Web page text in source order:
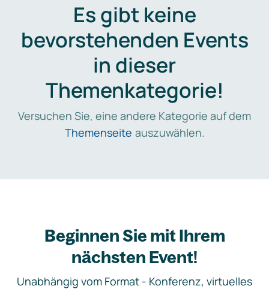
Es gibt keine
bevorstehenden Events
in dieser
Themenkategorie!
Versuchen Sie, eine andere Kategorie auf dem
Themenseite auszuwählen.
Beginnen Sie mit Ihrem
nächsten Event!
Unabhängig vom Format - Konferenz, virtuelles